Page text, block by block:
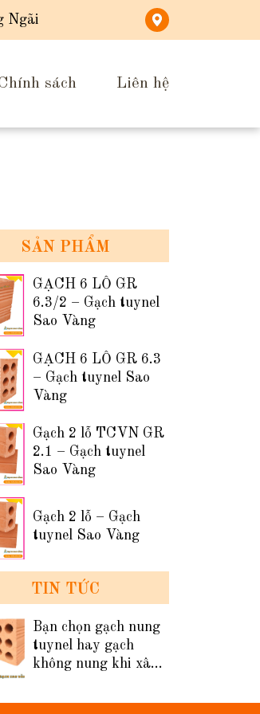
Ngãi
sách Liên hệ
SẢN PHẨM
GẠCH 6 LỖ GR
6.3/2 – Gạch tuynel
Sao Vàng
GẠCH 6 LỖ GR 6.3
– Gạch tuynel Sao
Vàng
Gạch 2 lỗ TCVN GR
2.1 – Gạch tuynel
Sao Vàng
Gạch 2 lỗ – Gạch
tuynel Sao Vàng
TIN TỨC
Bạn chọn gạch nung
tuynel hay gạch
không nung khi xây